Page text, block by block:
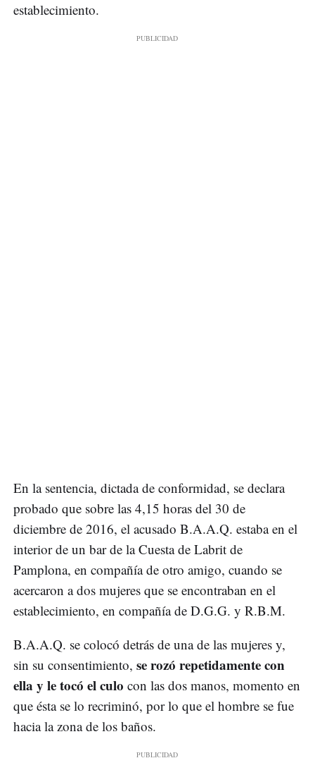
establecimiento.
En la sentencia, dictada de conformidad, se declara
probado que sobre las 4,15 horas del 30 de
diciembre de 2016, el acusado B.A.A.Q. estaba en el
interior de un bar de la Cuesta de Labrit de
Pamplona, en compañía de otro amigo, cuando se
acercaron a dos mujeres que se encontraban en el
establecimiento, en compañía de D.G.G. y R.B.M.
B.A.A.Q. se colocó detrás de una de las mujeres y,
sin su consentimiento, se rozó repetidamente con
ella y le tocó el culo con las dos manos, momento en
que ésta se lo recriminó, por lo que el hombre se fue
hacia la zona de los baños.